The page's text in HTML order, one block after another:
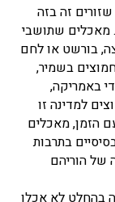
זה בזה
מאכלים שתושבי
בורשט או לחם
בשמיר,
באמריקה,
למדינה זו
הזמן, מאכלים
בתרבות
של הוריהם